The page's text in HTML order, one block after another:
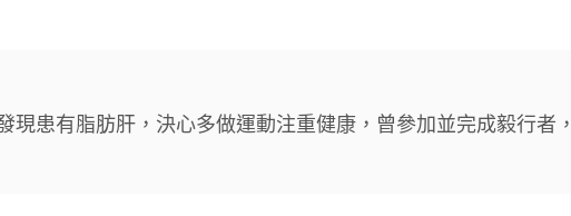
現患有脂肪肝，決心多做運動注重健康，曾參加並完成毅行者